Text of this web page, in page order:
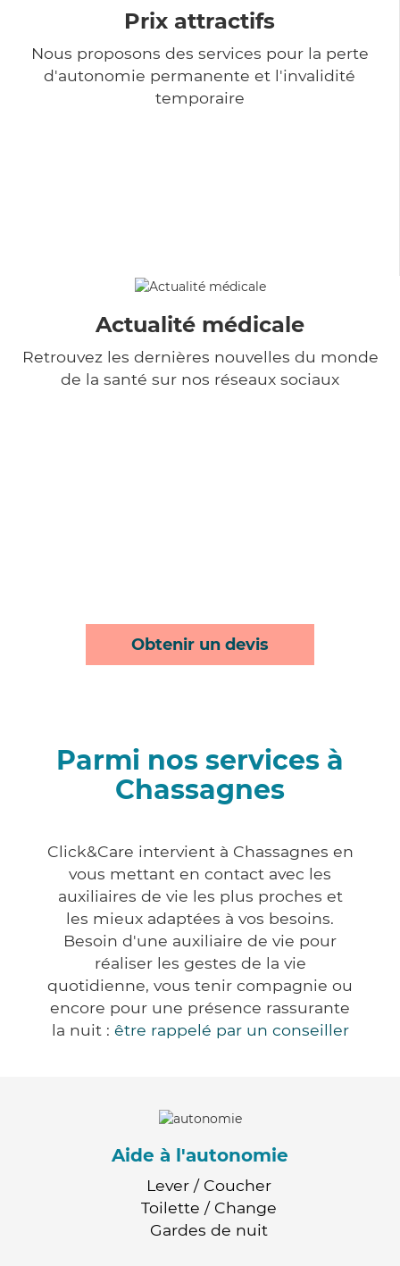
Prix attractifs
Nous proposons des services pour la perte
d'autonomie permanente et l'invalidité
temporaire
Actualité médicale
Retrouvez les dernières nouvelles du monde
de la santé sur nos réseaux sociaux
Obtenir un devis
Parmi nos services à
Chassagnes
Click&Care intervient à Chassagnes en
vous mettant en contact avec les
auxiliaires de vie les plus proches et
les mieux adaptées à vos besoins.
Besoin d'une auxiliaire de vie pour
réaliser les gestes de la vie
quotidienne, vous tenir compagnie ou
encore pour une présence rassurante
la nuit : être rappelé par un conseiller
Aide à l'autonomie
Lever / Coucher
Toilette / Change
Gardes de nuit